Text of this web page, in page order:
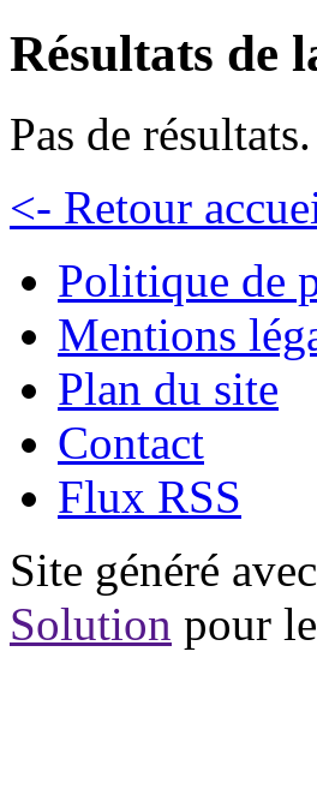
Résultats de
Pas de résultats.
<- Retour
Politique de
Mentions
Plan du site
Contact
Flux RSS
Site généré
Solution pour le